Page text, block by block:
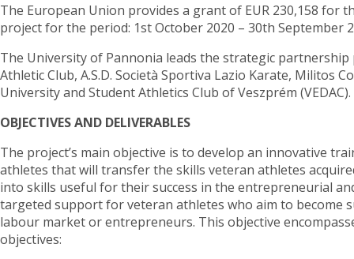
The European Union provides a grant of EUR 230,158 for
project for the period: 1st October 2020 – 30th September
The University of Pannonia leads the strategic
Athletic Club, A.S.D. Società Sportiva Lazio Karate, Militos
University and Student Athletics Club of Veszprém (VEDAC).
OBJECTIVES AND DELIVERABLES
The project’s main objective is to develop an innovative
athletes that will transfer the skills veteran athletes
into skills useful for their success in the entrepreneurial
targeted support for veteran athletes who aim to become
labour market or entrepreneurs. This objective
objectives: